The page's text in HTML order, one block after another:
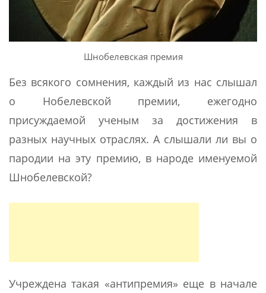
Шнобелевская премия
Без всякого сомнения, каждый из нас слышал
о Нобелевской премии, ежегодно
присуждаемой ученым за достижения в
разных научных отраслях. А слышали ли вы о
пародии на эту премию, в народе именуемой
Шнобелевской?
Учреждена такая «антипремия» еще в начале